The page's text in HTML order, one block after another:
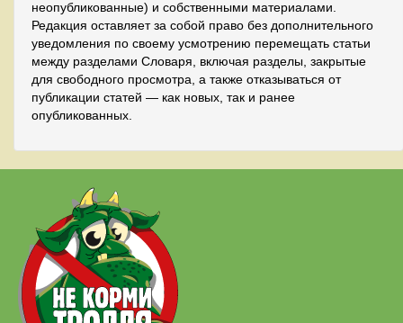
неопубликованные) и собственными материалами.
Редакция оставляет за собой право без дополнительного
уведомления по своему усмотрению перемещать статьи
между разделами Словаря, включая разделы, закрытые
для свободного просмотра, а также отказываться от
публикации статей — как новых, так и ранее
опубликованных.